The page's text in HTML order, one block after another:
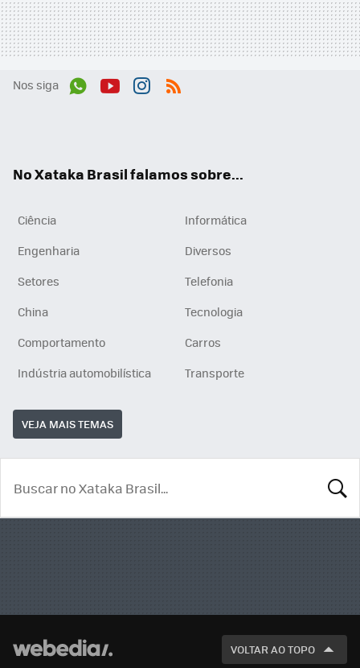
Nos siga
No Xataka Brasil falamos sobre...
Ciência
Informática
Engenharia
Diversos
Setores
Telefonia
China
Tecnologia
Comportamento
Carros
Indústria automobilística
Transporte
VEJA MAIS TEMAS
VOLTAR AO TOPO